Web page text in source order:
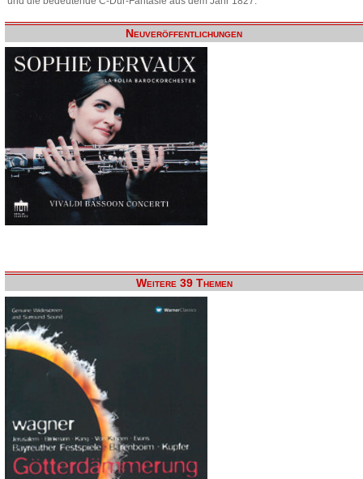
Neuveröffentlichungen
Weitere 39 Themen